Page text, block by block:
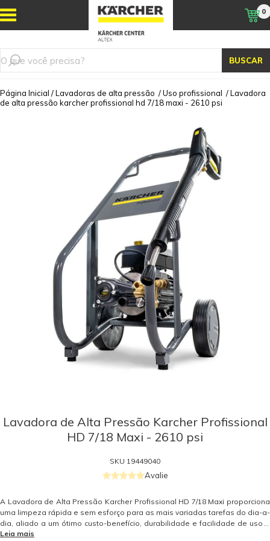
BUSCAR
0
Página Inicial /Lavadoras de alta pressão /Uso profissional /Lavadora
de alta pressão karcher profissional hd 7/18 maxi - 2610 psi
Lavadora de Alta Pressão Karcher Profissional
HD 7/18 Maxi - 2610 psi
SKU 19449040
Avalie
A Lavadora de Alta Pressão Karcher Profissional HD 7/18 Maxi proporciona
uma limpeza rápida e sem esforço para as mais variadas tarefas do dia-a-
dia, aliado a um ótimo custo-benefício, durabilidade e facilidade de uso e
transporte. A Karcher HD 7/18 Maxi, com pressão de 2.610 psi, ajuda na
Leia mais